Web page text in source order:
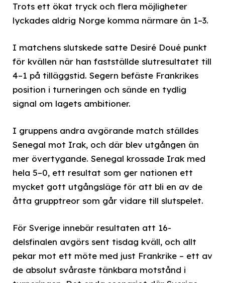
Trots ett ökat tryck och flera möjligheter
lyckades aldrig Norge komma närmare än 1–3.
I matchens slutskede satte Desiré Doué punkt
för kvällen när han fastställde slutresultatet till
4–1 på tilläggstid. Segern befäste Frankrikes
position i turneringen och sände en tydlig
signal om lagets ambitioner.
I gruppens andra avgörande match ställdes
Senegal mot Irak, och där blev utgången än
mer övertygande. Senegal krossade Irak med
hela 5–0, ett resultat som ger nationen ett
mycket gott utgångsläge för att bli en av de
åtta grupptreor som går vidare till slutspelet.
För Sverige innebär resultaten att 16-
delsfinalen avgörs sent tisdag kväll, och allt
pekar mot ett möte med just Frankrike – ett av
de absolut svåraste tänkbara motstånd i